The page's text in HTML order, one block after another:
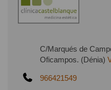
C/Marqués de
Oficampos. (Dénia)
966421549